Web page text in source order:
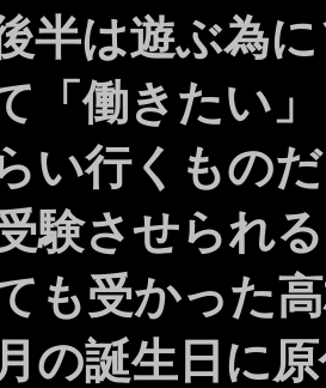
半は遊ぶ為
「働きたい
い行くもの
験させられ
も受かった
の誕生日に